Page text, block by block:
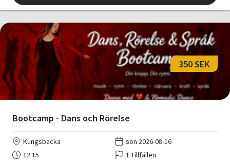
Bootcamp - Dans och Rörelse
350 SEK
Kungsbacka
sön 2026-08-16
12:15
1 Tillfällen